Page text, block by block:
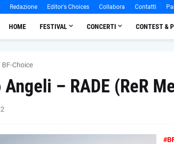
Redazione Editor's Choices Collabora Contatti
HOME FESTIVAL CONCERTI CONTEST &
BF-Choice
Angeli – RADE (ReR